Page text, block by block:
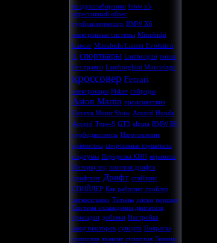
воздухозаборники bmw x5
агрессивный обвес
турбокомпрессор BMW X6
электронные системы Mitsubishi
Lancer Mitsubishi Lancer Evolution
X спорткары Lamborgini гонки
без правил Lamborghini Murcielago
кроссовер Ferrari
электрокары Fisker гибриды
Aston Martin происшествия
Geneva Motor Show Accord Honda
Accord Type-S GT3 alpina BMW B6
турбодвигатель Изготовление
прямотока спортивные глушители
подиумы Переделка КПП керамика
Интеркулер понятия дрифта
дрифтинг Дрифт стайлинг
СПОЙЛЕР Как работает спойлер
легкосплавки Титаны диски поршня
Система охлаждения двигателя
присадки добавки Настройка
амортизаторов супорта Покраска
супортов тюнинг супортов Тюнинг